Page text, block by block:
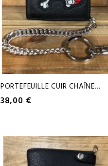
PORTEFEUILLE CUIR CHAÎNE...
38,00 €